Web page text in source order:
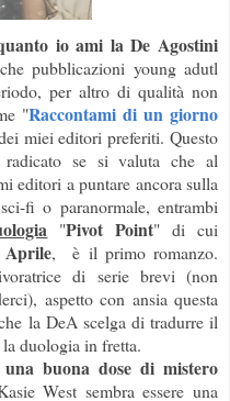
io ami la De Agostini
pubblicazioni young adutl
per altro di qualità non
"Raccontami di un giorno
miei editori preferiti. Questo
se si valuta che al
editori a puntare ancora sulla
fi o paranormale, entrambi
"Pivot Point" di cui
, è il primo romanzo.
di serie brevi (non
aspetto con ansia questa
la DeA scelga di tradurre il
duologia in fretta.
buona dose di mistero
West sembra essere una